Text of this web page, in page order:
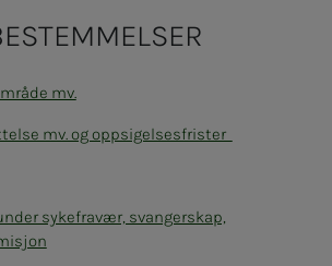
mv.
mv. og oppsigelsesfrister
sykefravær, svangerskap,